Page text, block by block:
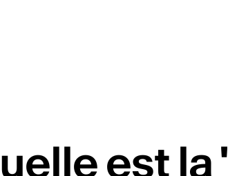
est